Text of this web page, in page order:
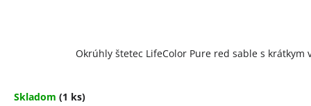
Okrúhly štetec LifeColor Pure red sable s krátkym
5,0
Skladom (1 ks)